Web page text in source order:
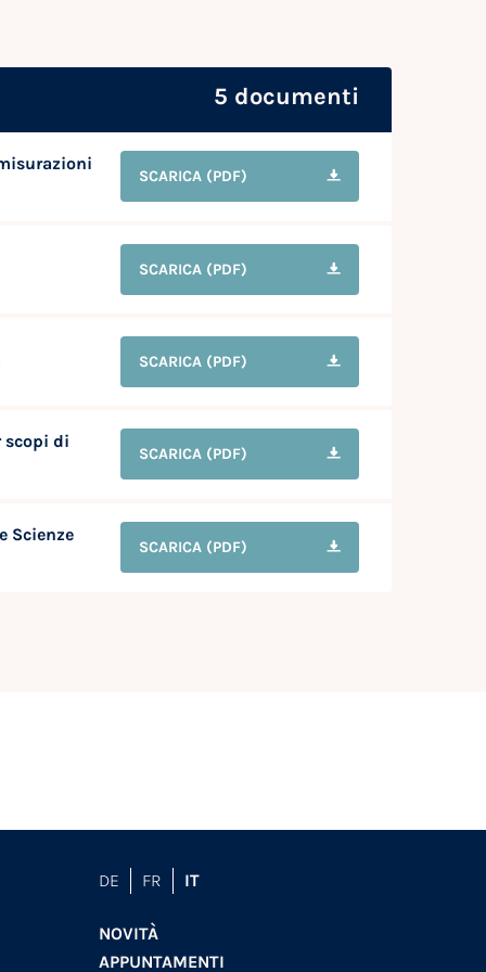
5 documenti
SCARICA (PDF)
SCARICA (PDF)
SCARICA (PDF)
scopi di
SCARICA (PDF)
Scienze
SCARICA (PDF)
DE FR IT
NOVITÀ
APPUNTAMENTI